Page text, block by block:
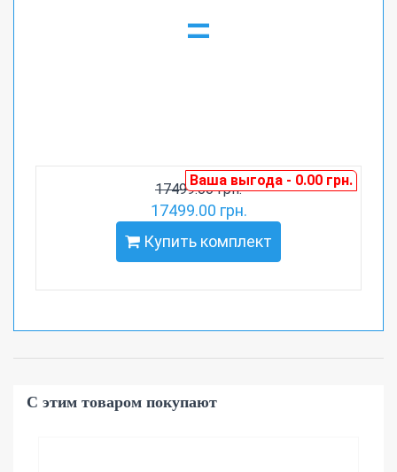
=
Ваша выгода - 0.00 грн.
17499.00 грн.
17499.00 грн.
Купить комплект
С этим товаром покупают